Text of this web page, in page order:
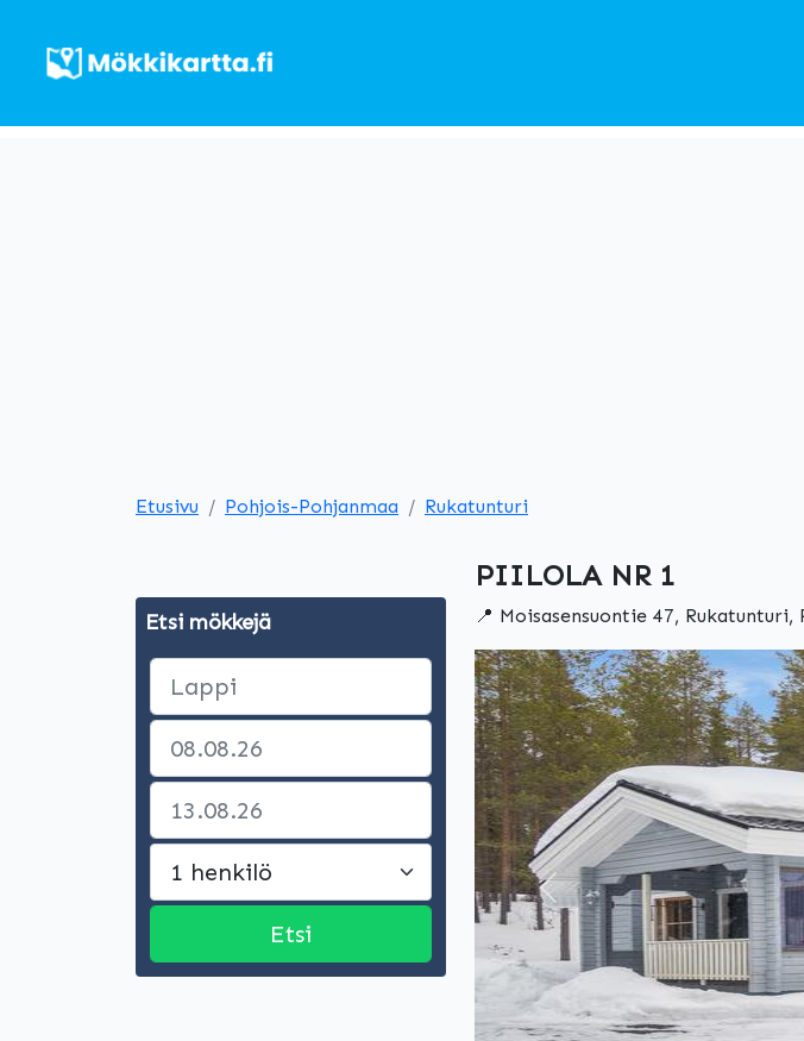
Etusivu Pohjois-Pohjanmaa Rukatunturi
Etsi mökkejä
PIILOLA NR 1
📍 Moisasensuontie 47,
Edellinen